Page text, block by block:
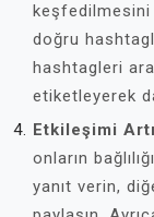
keşfedilmesini
doğru
hashtagleri
etiketleyerek
Etkileşimi
onların
yanıt verin,